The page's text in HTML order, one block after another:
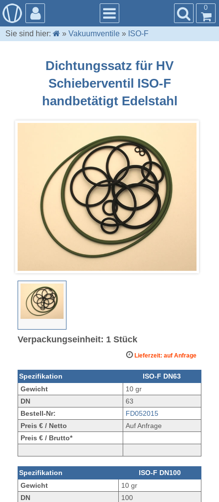
0
Sie sind hier: »Vakuumventile » ISO-F
Dichtungssatz für HV
Schieberventil ISO-F
handbetätigt Edelstahl
Verpackungseinheit: 1 Stück
Lieferzeit: auf Anfrage
Spezifikation
ISO-F DN63
Gewicht
10 gr
DN
63
Bestell-Nr:
FD052015
Preis € / Netto
Auf Anfrage
Preis € / Brutto*
Spezifikation
ISO-F DN100
Gewicht
10 gr
DN
100